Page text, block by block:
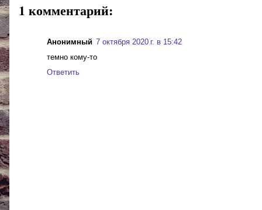
1 комментарий:
Анонимный 7 октября 2020 г. в 15:42
темно кому-то
Ответить